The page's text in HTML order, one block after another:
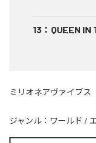
13 ： QUEEN
ミリオネアヴァイブス
ジャンル： ワールド /